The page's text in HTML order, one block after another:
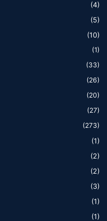
(4)
(5)
(10)
(1)
(33)
(26)
(20)
(27)
(273)
(1)
(2)
(2)
(3)
(1)
(1)